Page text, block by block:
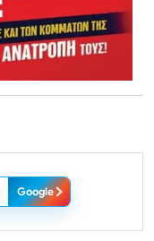
Google